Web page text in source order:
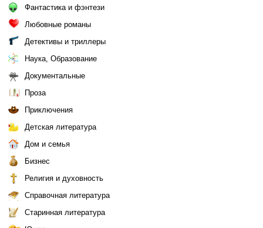
Фантастика и фэнтези
Любовные романы
Детективы и триллеры
Наука, Образование
Документальные
Проза
Приключения
Детская литература
Дом и семья
Бизнес
Религия и духовность
Справочная литература
Старинная литература